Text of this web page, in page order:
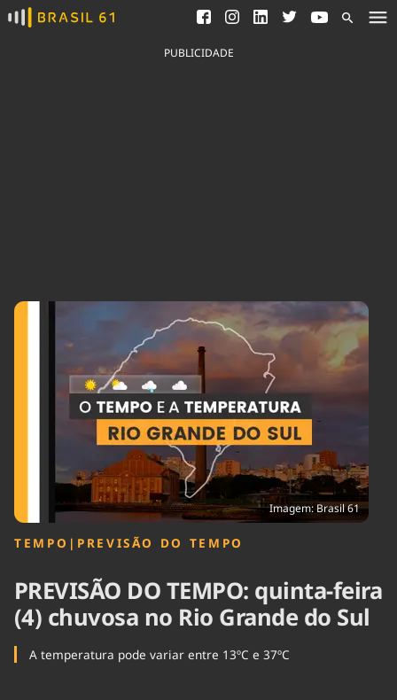
Ver todas as notícias
Saneamento
Indicadores
Brasil Mineral
Tecnologia
Comportamento
Cultura
Economia
Educação
Infraestrutura
Internacional
Meio Ambiente
Podcast
Política
Saúde
Tempo
PUBLICIDADE
Imagem: Brasil 61
TEMPO | PREVISÃO DO TEMPO
PREVISÃO DO TEMPO: quinta-feira
(4) chuvosa no Rio Grande do Sul
A temperatura pode variar entre 13ºC e 37ºC